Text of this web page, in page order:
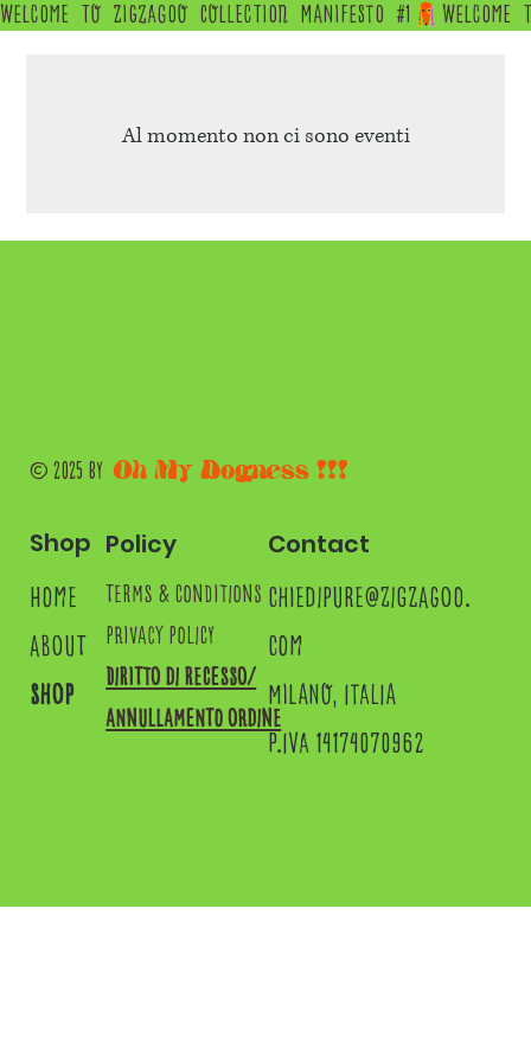
WELCOME  TO  ZIGZAGOO  COLLECTION  MANIFESTO  #1
Al momento non ci sono eventi
© 2025 by Oh My Dogness !!!
Shop
home
about
shop
Policy
terms & conditions
privacy policy
Diritto di recesso/
annullamento ordine
Contact
chiedipure@zigzagoo.
com
MILANO, ITALIA
P.IVA 14174070962